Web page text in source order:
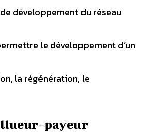
développement du réseau
le développement d’un
la régénération, le
payeur